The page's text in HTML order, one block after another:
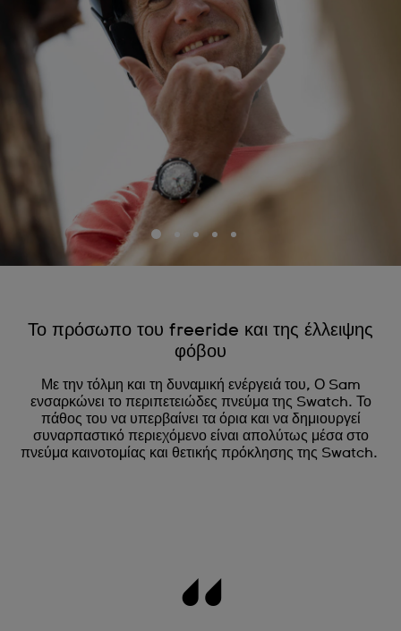
Το πρόσωπο του freeride και της έλλειψης
φόβου
Με την τόλμη και τη δυναμική ενέργειά του, Ο Sam
ενσαρκώνει το περιπετειώδες πνεύμα της Swatch. Το
πάθος του να υπερβαίνει τα όρια και να δημιουργεί
συναρπαστικό περιεχόμενο είναι απολύτως μέσα στο
πνεύμα καινοτομίας και θετικής πρόκλησης της Swatch.